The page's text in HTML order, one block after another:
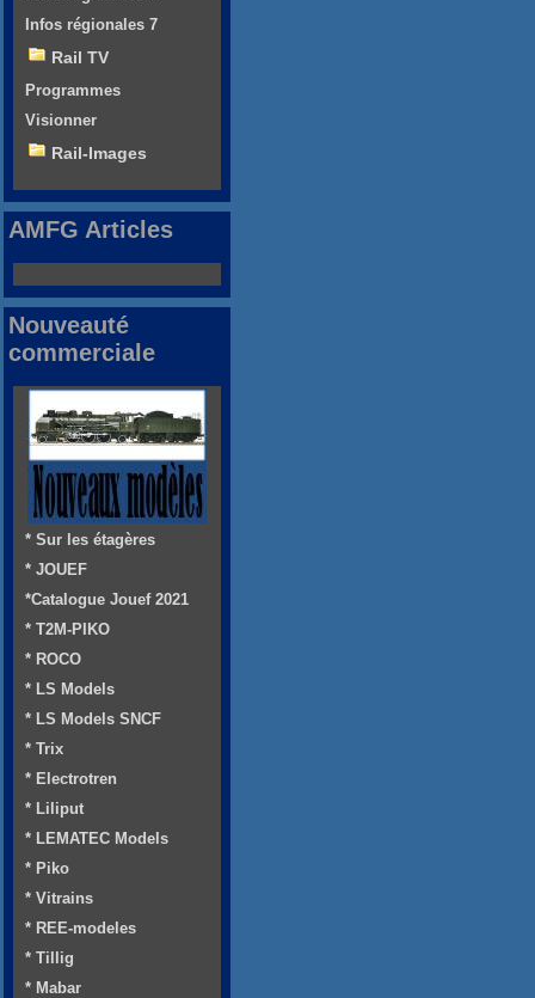
Infos régionales 7
Rail TV
Programmes
Visionner
Rail-Images
AMFG Articles
Nouveauté
commerciale
* Sur les étagères
* JOUEF
*Catalogue Jouef 2021
* T2M-PIKO
* ROCO
* LS Models
* LS Models SNCF
* Trix
* Electrotren
* Liliput
* LEMATEC Models
* Piko
* Vitrains
* REE-modeles
* Tillig
* Mabar